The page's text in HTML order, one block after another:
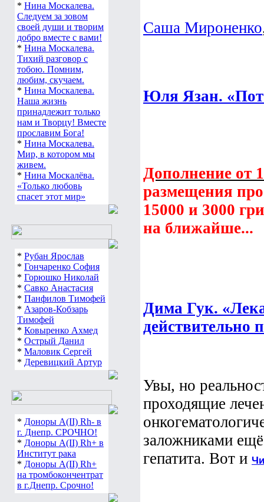
* Нина Москалева.
Следуем за зовом
своей души и творим
добро вместе с вами!
* Нина Москалева.
Тихий разговор с
тобою. Помним,
любим, скучаем.
* Нина Москалева.
Наша жизнь
принадлежит только
нам и Творцу! Вместе
прославим Бога!
* Нина Москалева.
Мир, в котором мы
живем.
* Нина Москалёва.
«Только любовь
спасет этот мир»
* Рубан Ярослав
* Гончаренко София
* Горюшко Николай
* Савко Анастасия
* Панфилов Тимофей
* Азаров-Кобзарь
Тимофей
* Ковыренко Ахмед
* Острый Данил
* Маловик Сергей
* Деревицкий Артур
* Доноры А(ІІ) Rh- в
г. Днепр. СРОЧНО!
* Доноры А(ІІ) Rh+ в
Институт рака
* Доноры А(ІІ) Rh+
на тромбокончентрат
в г.Днепр. Срочно!
Саша Мироненко
Юля Язан.
Дополнение от
размещения
15000 и 3000
на ближайше...
Дима Гук.
действительно
Увы, но
проходящие
заложниками
гепатита. Вот и